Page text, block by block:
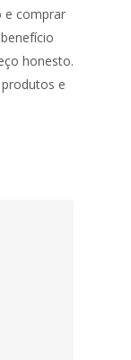
e comprar
honesto.
e